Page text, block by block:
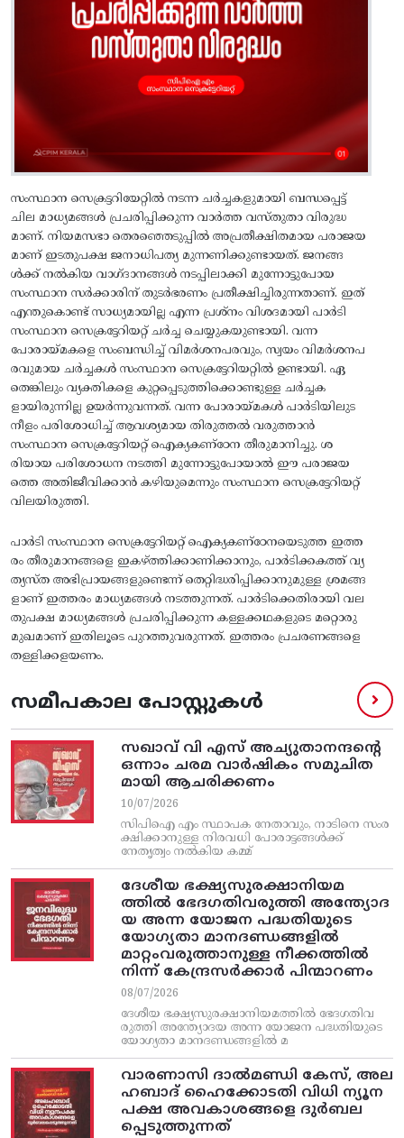
സംസ്ഥാന സെക്രട്ടറിയേറ്റില്‍ നടന്ന ചര്‍ച്ചകളുമായി ബന്ധപ്പെട്ട്‌
ചില മാധ്യമങ്ങള്‍ പ്രചരിപ്പിക്കുന്ന വാര്‍ത്ത വസ്‌തുതാ വിരുദ്ധ
മാണ്. നിയമസഭാ തെരഞ്ഞെടുപ്പില്‍ അപ്രതീക്ഷിതമായ പരാജയ
മാണ്‌ ഇടതുപക്ഷ ജനാധിപത്യ മുന്നണിക്കുണ്ടായത്‌. ജനങ്ങ
ള്‍ക്ക്‌ നല്‍കിയ വാഗ്‌ദാനങ്ങള്‍ നടപ്പിലാക്കി മുന്നോട്ടുപോയ
സംസ്ഥാന സര്‍ക്കാരിന്‌ തുടര്‍ഭരണം പ്രതീക്ഷിച്ചിരുന്നതാണ്‌. ഇത്‌
എന്തുകൊണ്ട്‌ സാധ്യമായില്ല എന്ന പ്രശ്‌നം വിശദമായി പാര്‍ടി
സംസ്ഥാന സെക്രട്ടേറിയറ്റ്‌ ചര്‍ച്ച ചെയ്യുകയുണ്ടായി. വന്ന
പോരായ്‌മകളെ സംബന്ധിച്ച്‌ വിമര്‍ശനപരവും, സ്വയം വിമര്‍ശനപ
രവുമായ ചര്‍ച്ചകള്‍ സംസ്ഥാന സെക്രട്ടേറിയറ്റിൽ ഉണ്ടായി. ഏ
തെങ്കിലും വ്യക്തികളെ കുറ്റപ്പെടുത്തിക്കൊണ്ടുള്ള ചര്‍ച്ചക
ളായിരുന്നില്ല ഉയര്‍ന്നുവന്നത്‌. വന്ന പോരായ്‌മകള്‍ പാര്‍ടിയിലുട
നീളം പരിശോധിച്ച്‌ ആവശ്യമായ തിരുത്തല്‍ വരുത്താന്‍
സംസ്ഥാന സെക്രട്ടേറിയറ്റ്‌ ഐക്യകണ്‌ഠേന തീരുമാനിച്ചു. ശ
രിയായ പരിശോധന നടത്തി മുന്നോട്ടുപോയാല്‍ ഈ പരാജയ
ത്തെ അതിജീവിക്കാന്‍ കഴിയുമെന്നും സംസ്ഥാന സെക്രട്ടേറിയറ്റ്‌
വിലയിരുത്തി.
പാര്‍ടി സംസ്ഥാന സെക്രട്ടേറിയറ്റ്‌ ഐക്യകണ്‌ഠേനയെടുത്ത ഇത്ത
രം തീരുമാനങ്ങളെ ഇകഴ്‌ത്തിക്കാണിക്കാനും, പാര്‍ടിക്കകത്ത്‌ വ്യ
ത്യസ്‌ത അഭിപ്രായങ്ങളുണ്ടെന്ന്‌ തെറ്റിദ്ധരിപ്പിക്കാനുമുള്ള ശ്രമങ്ങ
ളാണ്‌ ഇത്തരം മാധ്യമങ്ങള്‍ നടത്തുന്നത്‌. പാര്‍ടിക്കെതിരായി വല
തുപക്ഷ മാധ്യമങ്ങള്‍ പ്രചരിപ്പിക്കുന്ന കള്ളക്കഥകളുടെ മറ്റൊരു
മുഖമാണ്‌ ഇതിലൂടെ പുറത്തുവരുന്നത്‌. ഇത്തരം പ്രചരണങ്ങളെ
തള്ളിക്കളയണം.
സമീപകാല പോസ്റ്റുകൾ
സഖാവ് വി എസ്‌ അച്യുതാനന്ദന്റെ
ഒന്നാം ചരമ വാര്‍ഷികം സമുചിത
മായി ആചരിക്കണം
10/07/2026
സിപിഐ എം സ്ഥാപക നേതാവും, നാടിനെ സംര
ക്ഷിക്കാനുള്ള നിരവധി പോരാട്ടങ്ങള്‍ക്ക്‌
നേതൃത്വം നല്‍കിയ കമ്മ്
ദേശീയ ഭക്ഷ്യസുരക്ഷാനിയമ
ത്തിൽ ഭേദഗതിവരുത്തി അന്ത്യോദ
യ അന്ന യോജന പദ്ധതിയുടെ
യോഗ്യതാ മാനദണ്ഡങ്ങളിൽ
മാറ്റംവരുത്താനുള്ള നീക്കത്തിൽ
നിന്ന്‌ കേന്ദ്രസർക്കാർ പിന്മാറണം
08/07/2026
ദേശീയ ഭക്ഷ്യസുരക്ഷാനിയമത്തിൽ ഭേദഗതിവ
രുത്തി അന്ത്യോദയ അന്ന യോജന പദ്ധതിയുടെ
യോഗ്യതാ മാനദണ്ഡങ്ങളിൽ മ
വാരണാസി ദാൽമണ്ഡി കേസ്, അല
ഹബാദ് ഹൈക്കോടതി വിധി ന്യൂന
പക്ഷ അവകാശങ്ങളെ ദുർബല
പ്പെടുത്തുന്നത്